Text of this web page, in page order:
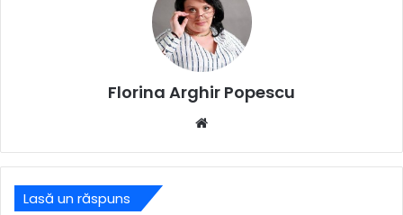
Florina Arghir Popescu
Lasă un răspuns